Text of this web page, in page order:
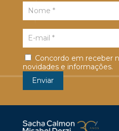
Concordo em receber
novidades e informações.